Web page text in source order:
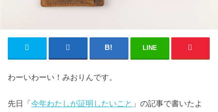
LINE
わーいわーい！みおりんです。
先日「今年わたしが証明したいこと 」の記事で書いたよ